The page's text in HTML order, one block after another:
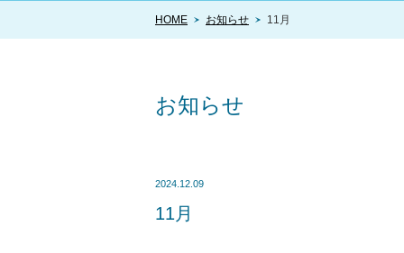
HOME お知らせ 11月
お知らせ
2024.12.09
11月